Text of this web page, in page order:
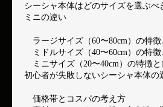
シーシャ本体はどのサイズを選ぶべ
ミニの違い
ラージサイズ（60〜80cm）の特
ミドルサイズ（40〜60cm）の特
ミニサイズ（20〜40cm）の特徴
初心者が失敗しないシーシャ本体の
価格帯とコスパの考え方